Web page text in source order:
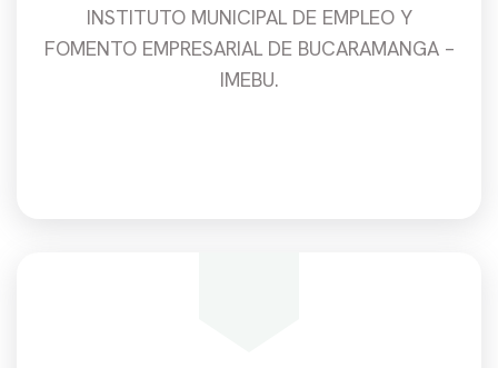
INSTITUTO MUNICIPAL DE EMPLEO Y
FOMENTO EMPRESARIAL DE BUCARAMANGA –
IMEBU.